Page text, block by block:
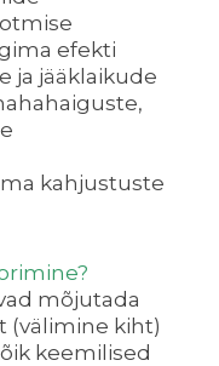
efekti
ja jääklaikude
kahjustuste
mõjutada
(välimine kiht)
keemilised